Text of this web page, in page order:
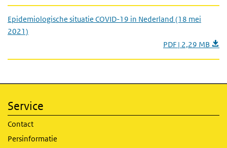
Epidemiologische situatie COVID-19 in Nederland (18 mei
2021)
PDF | 2,29 MB
Service
Contact
Persinformatie